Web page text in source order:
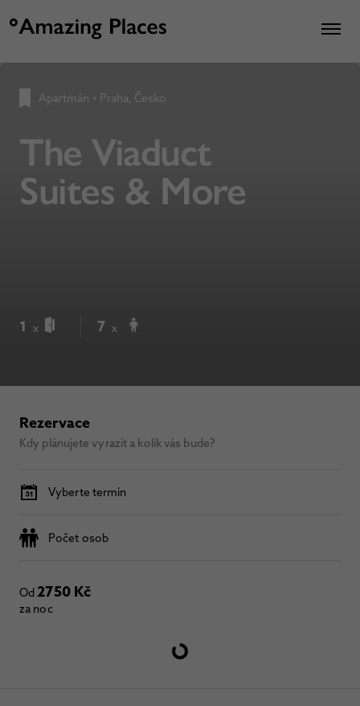
Apartmán • Praha, Česko
The Viaduct
Suites & More
1 x 7 x
Rezervace
Kdy plánujete vyrazit a kolik vás bude?
Vyberte termín
Počet osob
Od2750 Kč
za noc